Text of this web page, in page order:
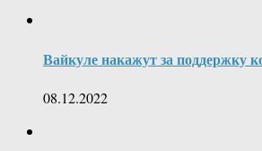
Вайкуле накажут за поддержку
08.12.2022